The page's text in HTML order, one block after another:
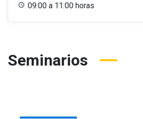
09:00 a 11:00 horas
Seminarios